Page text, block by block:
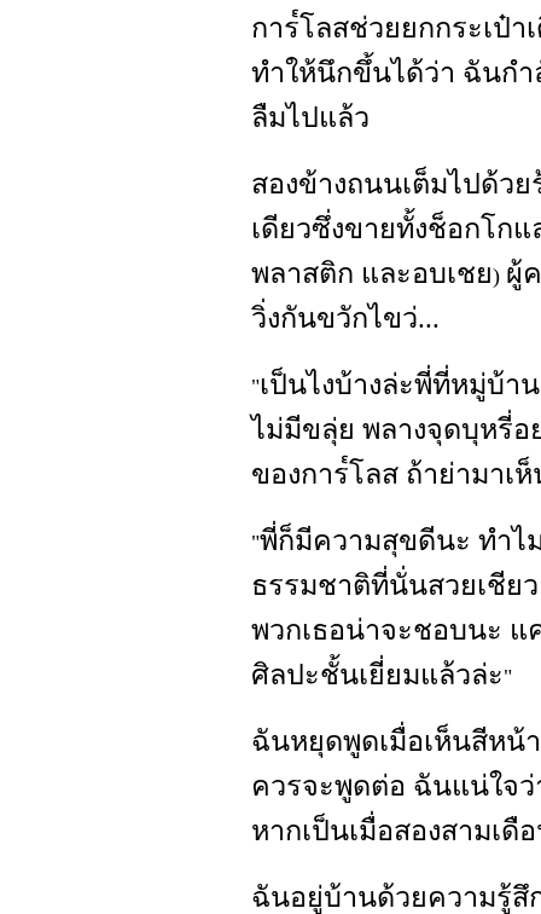
การ๎โลสช่วยยกกระเป๋
ทำให้นึกขึ้นได้ว่า ฉันกำ
ลืมไปแล้ว
สองข้างถนนเต็มไปด้ว
เดียวซึ่งขายทั้งช็อกโก
พลาสติก และอบเชย) ผู้
วิ่งกันขวักไขว่...
"เป็นไงบ้างล่ะพี่ที่หมู่บ้า
ไม่มีขลุ่ย พลางจุดบุหรี่อ
ของการ๎โลส ถ้าย่ามาเ
"พี่ก็มีความสุขดีนะ ทำไ
ธรรมชาติที่นั่นสวยเชีย
พวกเธอน่าจะชอบนะ แ
ศิลปะชั้นเยี่ยมแล้วล่ะ"
ฉันหยุดพูดเมื่อเห็นสีหน้
ควรจะพูดต่อ ฉันแน่ใจว่
หากเป็นเมื่อสองสามเดื
ฉันอยู่บ้านด้วยความรู้สึ